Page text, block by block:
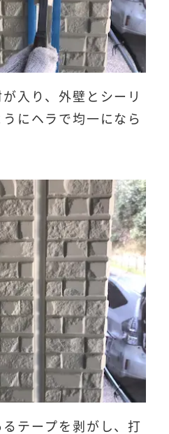
入り、外壁とシーリ
にヘラで均一になら
テープを剥がし、打